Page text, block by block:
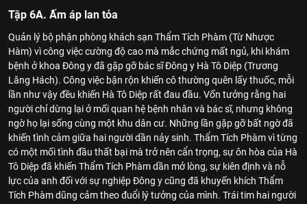
Tập 6A. Ấm áp lan tỏa
Quản lý bộ phận phòng khách sạn Thẩm Tích Phàm (Từ Nhược
Hàm) vì công việc cường độ cao mà mắc chứng mất ngủ, khi khám
bệnh ở khoa Đông y đã gặp gỡ bác sĩ Đông y Hà Tô Diệp (Trương
Lăng Hách). Công việc bận rộn khiến cô thường quên lấy thuốc, mỗi
lần như vậy đều khiến Hà Tô Diệp rất đau đầu. Vốn tưởng rằng hai
người chỉ dừng lại ở mối quan hệ bệnh nhân và bác sĩ, nhưng không
ngờ họ lại sống cùng một khu dân cư. Những lần gặp gỡ bất ngờ đã
khiến tình cảm giữa hai người dần nảy sinh. Thẩm Tích Phàm vì từng
có một mối tình đầu thất bại mà trở nên cẩn trọng, sự ôn hòa của Hà
Tô Diệp đã khiến Thẩm Tích Phàm dần mở lòng, sự kiên định và nỗ
lực của anh đối với sự nghiệp Đông y cũng đã khuyến khích Thẩm
Tích Phàm dũng cảm theo đuổi lý tưởng của mình. Trái tim hai người